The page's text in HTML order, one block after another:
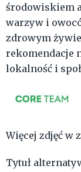
środowiskiem
warzyw i
zdrowym
rekomendacje
lokalność i
Więcej zdjęć w
Tytuł